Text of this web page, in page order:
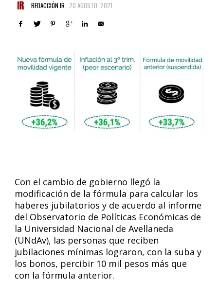
REDACCIÓN IR 20 AGOSTO, 2021
Con el cambio de gobierno llegó la
modificación de la fórmula para calcular los
haberes jubilatorios y de acuerdo al informe
del Observatorio de Políticas Económicas de
la Universidad Nacional de Avellaneda
(UNdAv), las personas que reciben
jubilaciones mínimas lograron, con la suba y
los bonos, percibir 10 mil pesos más que
con la fórmula anterior.